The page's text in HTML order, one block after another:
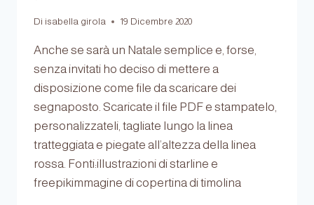
Di isabella girola 19 Dicembre 2020
Anche se sarà un Natale semplice e, forse,
senza invitati ho deciso di mettere a
disposizione come file da scaricare dei
segnaposto. Scaricate il file PDF e stampatelo,
personalizzateli, tagliate lungo la linea
tratteggiata e piegate all’altezza della linea
rossa. Fonti:illustrazioni di starline e
freepikimmagine di copertina di timolina